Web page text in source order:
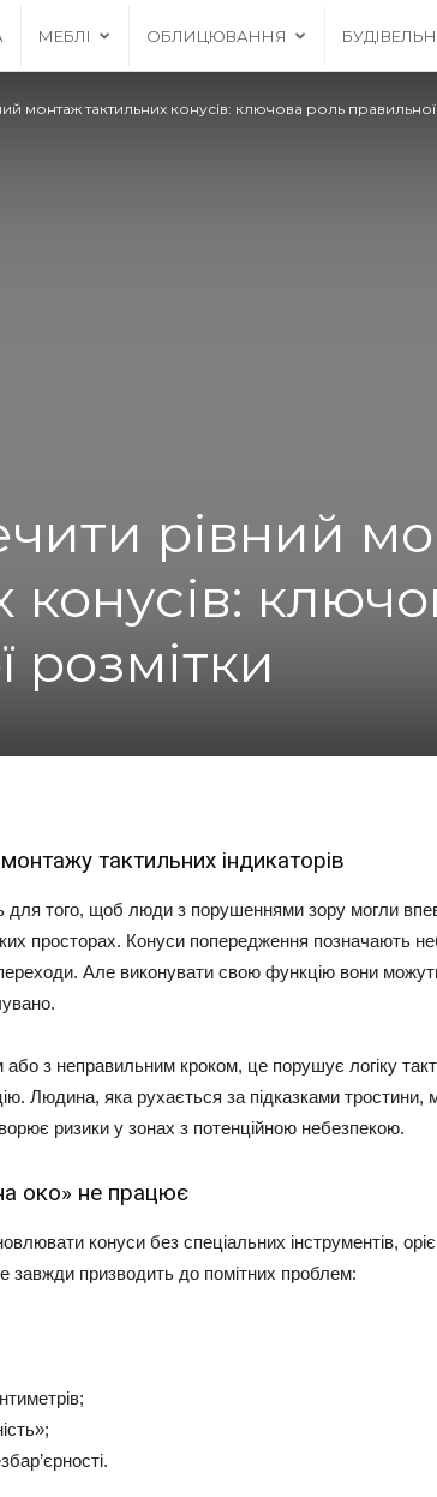
МЕБЛІ ОБЛИЦЮВАННЯ
монтаж тактильних конусів: ключова роль
рівний
конусів:
розмітки
тактильних індикаторів
для того, щоб люди з порушеннями зору могли
просторах. Конуси попередження позначають
Але виконувати свою функцію вони
з неправильним кроком, це порушує логіку
Людина, яка рухається за підказками тростини,
ризики у зонах з потенційною небезпекою.
око» не працює
конуси без спеціальних інструментів,
завжди призводить до помітних проблем: